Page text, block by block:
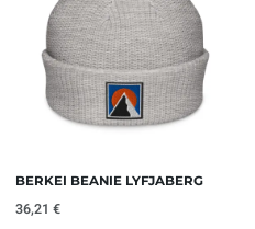
BERKEI BEANIE LYFJABERG
36,21 €